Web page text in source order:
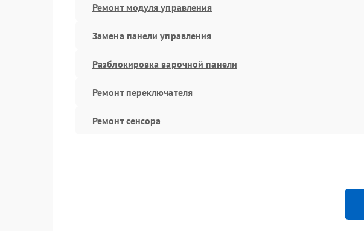
Ремонт модуля управления
Замена панели управления
Разблокировка варочной панели
Ремонт переключателя
Ремонт сенсора